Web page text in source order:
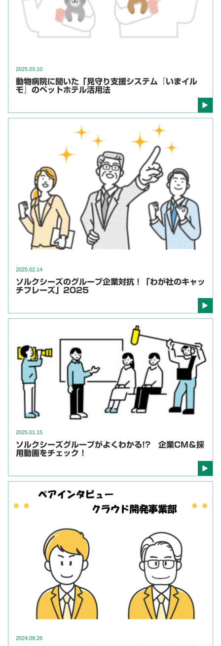
2025.03.10
動物病院に聞いた「見守り支援システム『いまイル
モ』のペットホテル活用法
2025.02.14
ソルクシーズのグループ企業対抗！「わが社のキャッ
チフレーズ」2025
2025.01.15
ソルクシーズグループがよくわかる!? 企業CM＆採
用動画をチェック！
2024.09.26